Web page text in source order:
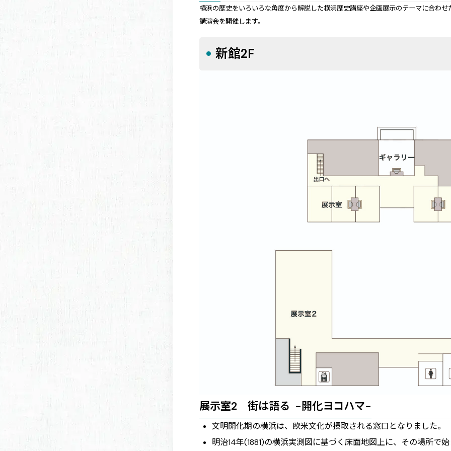
横浜の歴史をいろいろな角度から解説した横浜歴史講座や企画展示のテーマに合わせ
講演会を開催します。
新館2F
展示室2 街は語る -開化ヨコハマ-
文明開化期の横浜は、欧米文化が摂取される窓口となりました。
明治14年(1881)の横浜実測図に基づく床面地図上に、その場所で